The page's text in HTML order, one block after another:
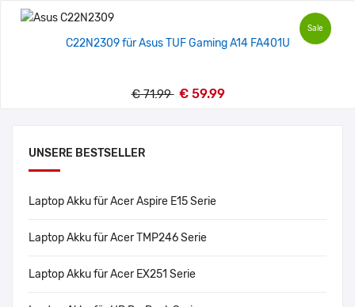
UNSERE BESTSELLER
Laptop Akku für Acer Aspire E15 Serie
Laptop Akku für Acer TMP246 Serie
Laptop Akku für Acer EX251 Serie
Sale
C22N2309 für Asus TUF Gaming A14 FA401U
€ 71.99 € 59.99